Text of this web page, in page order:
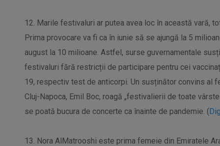
12. Marile festivaluri ar putea avea loc în această vară,
Prima provocare va fi ca în iunie să se ajungă la 5
august la 10 milioane. Astfel, surse guvernamentale
festivaluri fără restricții de participare pentru cei
19, respectiv test de anticorpi. Un susținător convins al
Cluj-Napoca, Emil Boc, roagă „festivalierii de toate
se poată bucura de concerte ca înainte de pandemie. (
13. Nora AlMatrooshi este prima femeie din Emiratele